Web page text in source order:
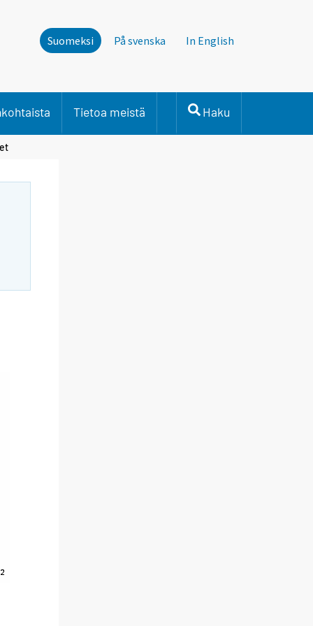
Suomeksi På svenska In English
Tietoa meistä Haku